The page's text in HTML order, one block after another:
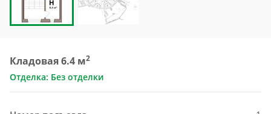
Кладовая 6.4 м2
Отделка: Без отделки